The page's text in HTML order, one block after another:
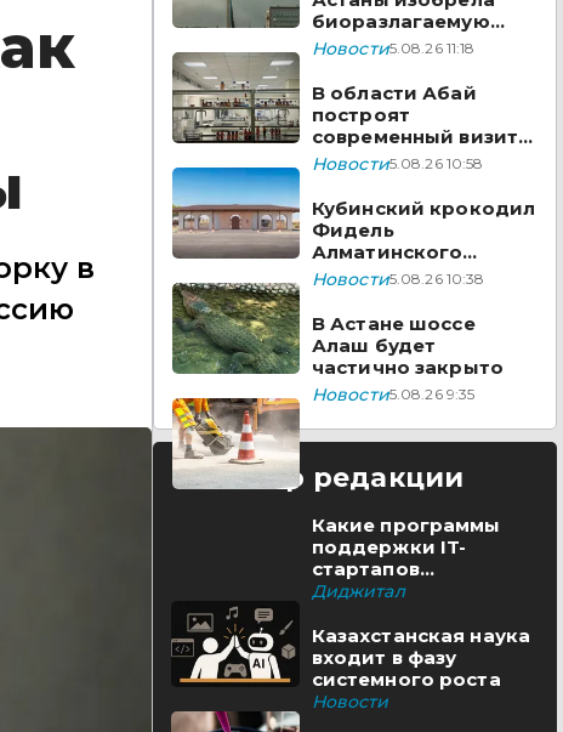
в
биоразлагаемую
бумагу из травы
Новости5.08.26 11:18
В области Абай
построят
современный визит-
центр
Новости5.08.26 10:58
Кубинский крокодил
Фидель
Алматинского
зоопарка отметил
Новости5.08.26 10:38
В Астане шоссе
Алаш будет
частично закрыто
Новости5.08.26 9:35
Выбор редакции
Какие программы
поддержки IT-
стартапов
реализуются в
Диджитал
Казахстанская наука
входит в фазу
системного роста
Новости